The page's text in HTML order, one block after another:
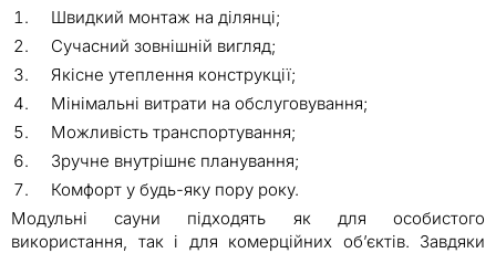
Швидкий монтаж на ділянці;
Сучасний зовнішній вигляд;
Якісне утеплення конструкції;
Мінімальні витрати на обслуговування;
Можливість транспортування;
Зручне внутрішнє планування;
Комфорт у будь-яку пору року.
Модульні сауни підходять як для особистого
використання, так і для комерційних об’єктів. Завдяки